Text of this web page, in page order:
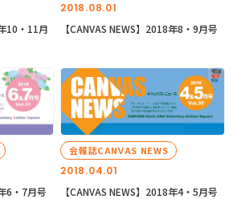
10・11月
2018.08.01
【CANVAS NEWS】2018年8・9月号
6・7月号
2018.04.01
会報誌CANVAS NEWS
【CANVAS NEWS】2018年4・5月号